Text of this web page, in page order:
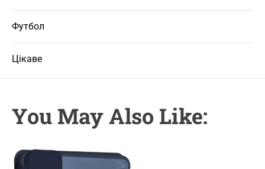
Футбол
Цікаве
You May Also Like: